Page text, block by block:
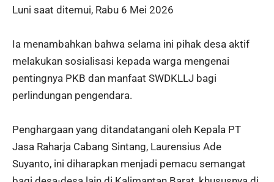
Luni saat ditemui, Rabu 6 Mei 2026
Ia menambahkan bahwa selama ini pihak desa aktif
melakukan sosialisasi kepada warga mengenai
pentingnya PKB dan manfaat SWDKLLJ bagi
perlindungan pengendara.
Penghargaan yang ditandatangani oleh Kepala PT
Jasa Raharja Cabang Sintang, Laurensius Ade
Suyanto, ini diharapkan menjadi pemacu semangat